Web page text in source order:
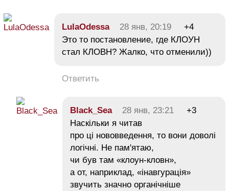
LulaOdessa 28 янв, 20:19
+4
Это то постановление, где КЛОУН
стал КЛОВН? Жалко, что отменили))
Ответить
Black_Sea 28 янв, 23:21
+3
Наскільки я читав
про ці нововведення, то вони доволі
логічні. Не пам'ятаю,
чи був там «клоун-кловн»,
а от, наприклад, «інавгурація»
звучить значно органічніше